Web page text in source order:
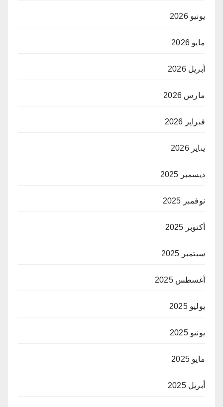
يونيو 2026
مايو 2026
أبريل 2026
مارس 2026
فبراير 2026
يناير 2026
ديسمبر 2025
نوفمبر 2025
أكتوبر 2025
سبتمبر 2025
أغسطس 2025
يوليو 2025
يونيو 2025
مايو 2025
أبريل 2025